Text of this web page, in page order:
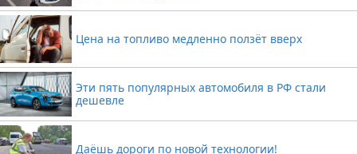
Цена на топливо медленно ползёт вверх
Эти пять популярных автомобиля в РФ стали
дешевле
Даёшь дороги по новой технологии!